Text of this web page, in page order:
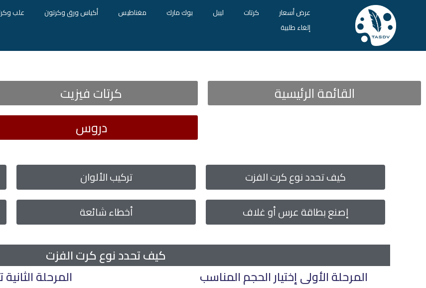
عرض أسعار كرتات ليبل بوك مارك مغناطيس أكياس ورق وكرتون علب
إلغاء طلبية
القائمة الرئيسية كرتات فيزيت
دروس
كيف تحدد نوع كرت الفزت​ تركيب الألوان
إصنع بطاقة عرس أو غلاف
أخطاء شائعة
كيف تحدد نوع كرت الفزت
المرحلة الأولى إختيار الحجم المناسب
المرحلة